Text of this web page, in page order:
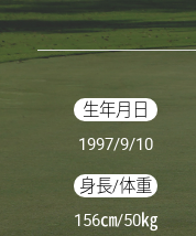
生年月日
1997/9/10
身長/体重
156㎝/50㎏